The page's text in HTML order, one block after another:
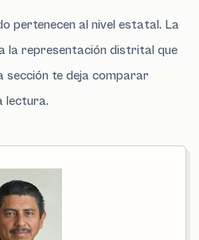
pertenecen al nivel estatal. La
la representación distrital que
sección te deja comparar
lectura.